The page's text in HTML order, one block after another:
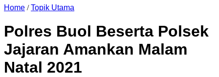
Home /Topik Utama
Polres Buol Beserta Polsek
Jajaran Amankan Malam
Natal 2021